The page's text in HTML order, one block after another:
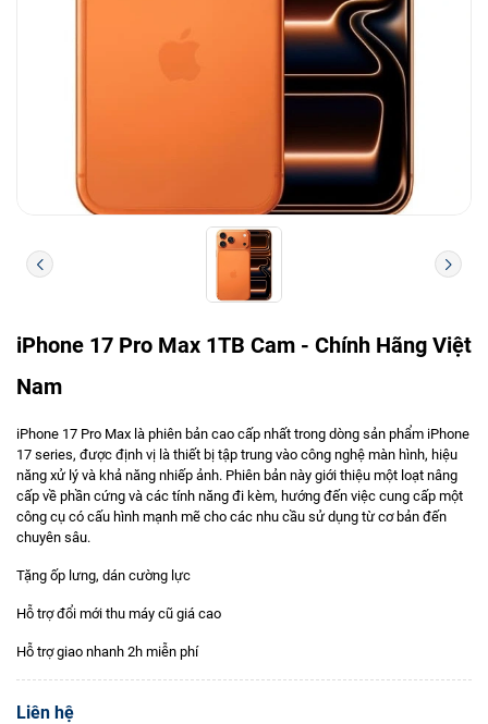
iPhone 17 Pro Max 1TB Cam - Chính Hãng Việt
Nam
iPhone 17 Pro Max là phiên bản cao cấp nhất trong dòng sản phẩm iPhone
17 series, được định vị là thiết bị tập trung vào công nghệ màn hình, hiệu
năng xử lý và khả năng nhiếp ảnh. Phiên bản này giới thiệu một loạt nâng
cấp về phần cứng và các tính năng đi kèm, hướng đến việc cung cấp một
công cụ có cấu hình mạnh mẽ cho các nhu cầu sử dụng từ cơ bản đến
chuyên sâu.
Tặng ốp lưng, dán cường lực
Hỗ trợ đổi mới thu máy cũ giá cao
Hỗ trợ giao nhanh 2h miễn phí
Liên hệ